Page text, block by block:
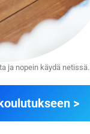
ja nopein käydä netissä.
>